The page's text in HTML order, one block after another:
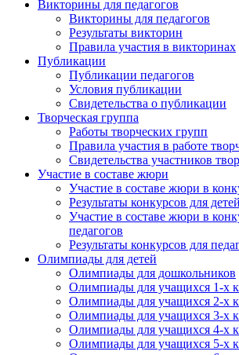
Викторины для педагогов
Викторины для педагогов
Результаты викторин
Правила участия в викторинах
Публикации
Публикации педагогов
Условия публикации
Свидетельства о публикации
Творческая группа
Работы творческих групп
Правила участия в работе
Свидетельства участников
Участие в составе жюри
Участие в составе жюри в
Результаты конкурсов для
Участие в составе жюри в
педагогов
Результаты конкурсов для
Олимпиады для детей
Олимпиады для дошкольников
Олимпиады для учащихся 1-х
Олимпиады для учащихся 2-х
Олимпиады для учащихся 3-х
Олимпиады для учащихся 4-х
Олимпиады для учащихся 5-х